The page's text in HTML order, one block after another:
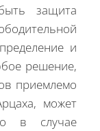
защита
и
решение,
приемлемо
, может
в
случае